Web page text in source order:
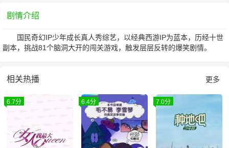
剧情介绍
国民奇幻IP少年成长真人秀综艺，以经典西游IP为蓝本，历经十世
副本，挑战81个脑洞大开的闯关游戏，触发层层反转的爆笑剧情。
相关热播 更多
6.7分 6.4分 7.0分